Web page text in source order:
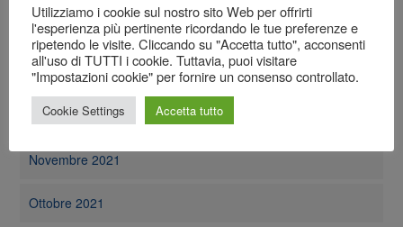
Febbraio 2022
Gennaio 2022
Dicembre 2021
Novembre 2021
Ottobre 2021
Utilizziamo i cookie sul nostro sito Web per offrirti
l'esperienza più pertinente ricordando le tue preferenze e
ripetendo le visite. Cliccando su "Accetta tutto", acconsenti
all'uso di TUTTI i cookie. Tuttavia, puoi visitare
"Impostazioni cookie" per fornire un consenso controllato.
Cookie Settings Accetta tutto